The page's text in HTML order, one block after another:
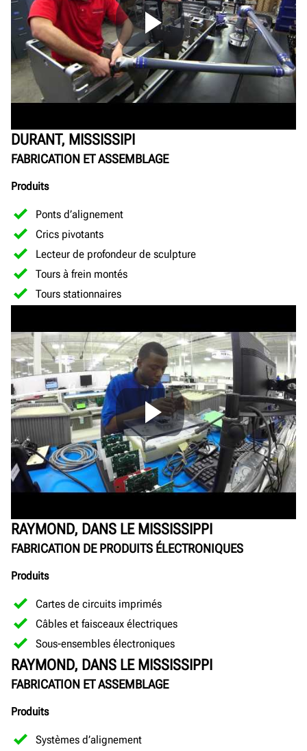
DURANT, MISSISSIPI
FABRICATION ET ASSEMBLAGE
Produits
Ponts d’alignement
Crics pivotants
Lecteur de profondeur de sculpture
Tours à frein montés
Tours stationnaires
RAYMOND, DANS LE MISSISSIPPI
FABRICATION DE PRODUITS ÉLECTRONIQUES
Produits
Cartes de circuits imprimés
Câbles et faisceaux électriques
Sous-ensembles électroniques
RAYMOND, DANS LE MISSISSIPPI
FABRICATION ET ASSEMBLAGE
Produits
Systèmes d’alignement